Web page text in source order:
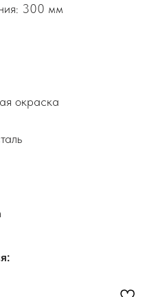
300 мм
окраска